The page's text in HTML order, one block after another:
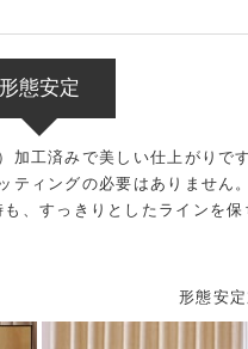
形態安定
加工済みで美しい仕上がりです
ティングの必要はありません。
、すっきりとしたラインを保
形態安